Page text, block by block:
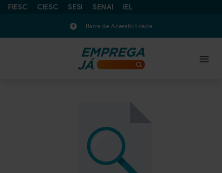
FIESC CIESC SESI SENAI IEL
Barra de Acessibilidade